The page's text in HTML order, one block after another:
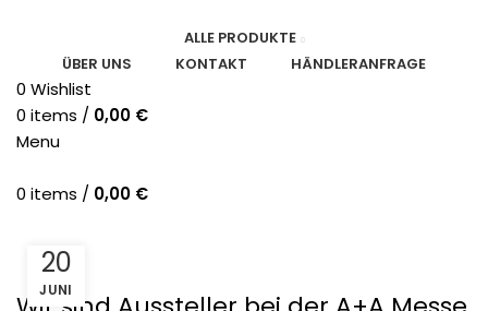
ALLE PRODUKTE
ÜBER UNS
KONTAKT HÄNDLERANFRAGE
0 Wishlist
0 items / 0,00 €
Menu
0 items / 0,00 €
20
JUNI
PRESSEARTIKEL